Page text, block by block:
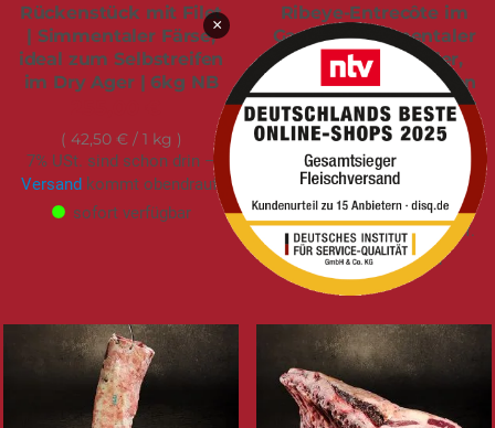
Rückenstück mit Filet
| Simmentaler Färse,
ideal zum Selbstreifen
im Dry Ager | 6kg NB
42,50 €/ 1 kg
7% USt. sind schon drin –
Versand kommt obendrauf.
sofort verfügbar
Ribeye-Entrecôte im
Ganzen | Simmentaler
Färse Simmentaler,
ideal zum Selbstreifen
im Reifeschrank | 10kg
NB
419,00 €
41,90 €/ 1 kg
7% USt. sind schon drin –
Versandkommt obendrauf.
sofort verfügbar
×